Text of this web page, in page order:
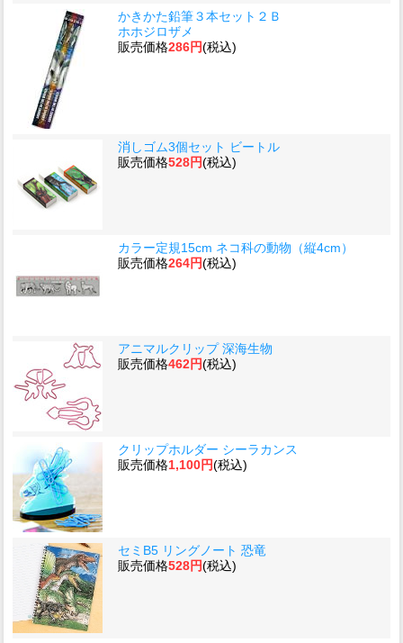
かきかた鉛筆３本セット２Ｂ
ホホジロザメ
販売価格286円(税込)
消しゴム3個セット ビートル
販売価格528円(税込)
カラー定規15cm ネコ科の動物（縦4cm）
販売価格264円(税込)
アニマルクリップ 深海生物
販売価格462円(税込)
クリップホルダー シーラカンス
販売価格1,100円(税込)
セミB5 リングノート 恐竜
販売価格528円(税込)